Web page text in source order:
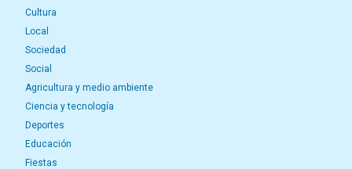
Cultura
Local
Sociedad
Social
Agricultura y medio ambiente
Ciencia y tecnología
Deportes
Educación
Fiestas